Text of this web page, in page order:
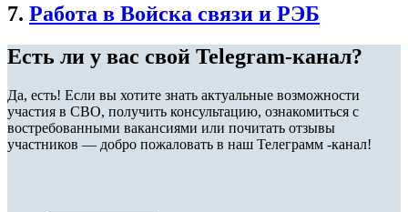
7. Работа в Войска связи и РЭБ
Есть ли у вас свой Telegram-канал?
Да, есть! Если вы хотите знать актуальные возможности
участия в СВО, получить консультацию, ознакомиться с
востребованными вакансиями или почитать отзывы
участников — добро пожаловать в наш Телеграмм -канал!